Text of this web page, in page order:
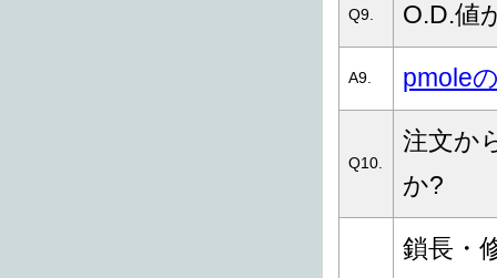
Q9. O.D.値
A9. pmole
Q10.
注文か
か?
鎖長・